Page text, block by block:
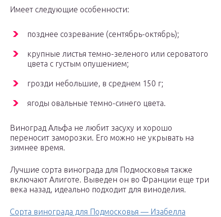
Имеет следующие особенности:
позднее созревание (сентябрь-октябрь);
крупные листья темно-зеленого или сероватого
цвета с густым опушением;
грозди небольшие, в среднем 150 г;
ягоды овальные темно-синего цвета.
Виноград Альфа не любит засуху и хорошо
переносит заморозки. Его можно не укрывать на
зимнее время.
Лучшие сорта винограда для Подмосковья также
включают Алиготе. Выведен он во Франции еще три
века назад, идеально подходит для виноделия.
Сорта винограда для Подмосковья — Изабелла